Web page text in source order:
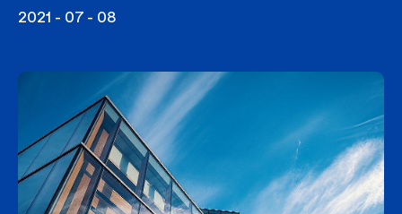
2021 - 07 - 08